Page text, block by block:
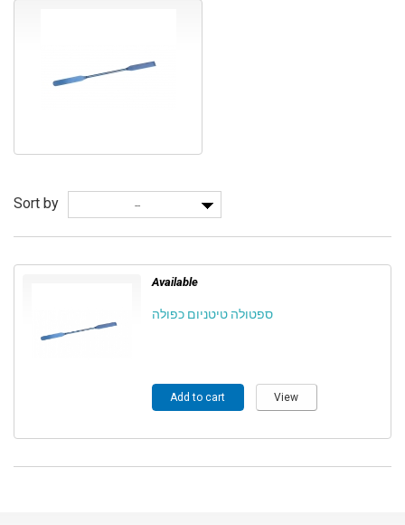
Sort by --
Available
ספטולה טיטניום כפולה
Add to cart View